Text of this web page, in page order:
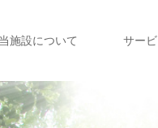
当施設について サー